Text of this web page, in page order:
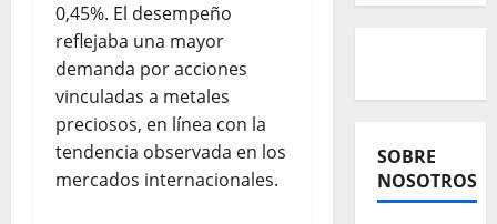
0,45%. El desempeño
reflejaba una mayor
demanda por acciones
vinculadas a metales
preciosos, en línea con la
tendencia observada en los
mercados internacionales.
SOBRE
NOSOTROS